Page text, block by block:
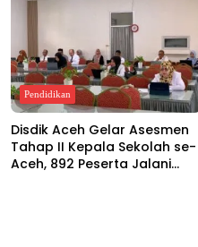
Pendidikan
Disdik Aceh Gelar Asesmen
Tahap II Kepala Sekolah se-
Aceh, 892 Peserta Jalani